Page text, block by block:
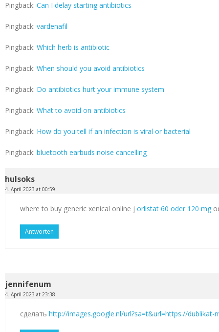
Pingback: Can I delay starting antibiotics
Pingback: vardenafil
Pingback: Which herb is antibiotic
Pingback: When should you avoid antibiotics
Pingback: Do antibiotics hurt your immune system
Pingback: What to avoid on antibiotics
Pingback: How do you tell if an infection is viral or bacterial
Pingback: bluetooth earbuds noise cancelling
hulsoks
4. April 2023 at 00:59
where to buy generic xenical online j orlistat 60 oder 120 mg
Antworten
jennifenum
4. April 2023 at 23:38
сделать http://images.google.nl/url?sa=t&url=https://dublikat-